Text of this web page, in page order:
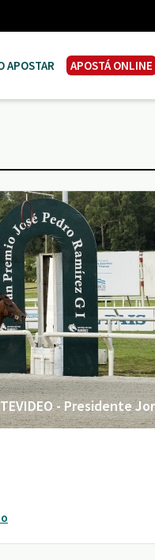
APOSTAR APOSTÁ ONLINE
- Presidente